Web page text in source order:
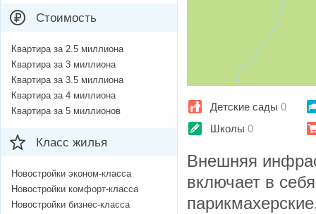
Детские сады 0
Школы 0
Внешняя
включает в
Стоимость
Квартира за 2.5 миллиона
Квартира за 3 миллиона
Квартира за 3.5 миллиона
Квартира за 4 миллиона
Квартира за 5 миллионов
Класс жилья
Новостройки эконом-класса
Новостройки комфорт-класса
Новостройки бизнес-класса